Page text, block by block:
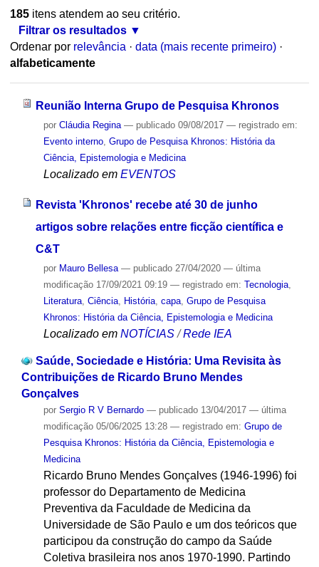
185itens atendem ao seu critério.
Filtrar os resultados
Ordenar por relevância · data (mais recente primeiro) ·
alfabeticamente
Reunião Interna Grupo de Pesquisa Khronos
por Cláudia Regina — publicado09/08/2017 — registrado em:
Evento interno, Grupo de Pesquisa Khronos: História da
Ciência, Epistemologia e Medicina
Localizado em EVENTOS
Revista 'Khronos' recebe até 30 de junho
artigos sobre relações entre ficção científica e
C&T
por Mauro Bellesa — publicado27/04/2020 — última
modificação17/09/2021 09:19 — registrado em: Tecnologia,
Literatura, Ciência, História, capa, Grupo de Pesquisa
Khronos: História da Ciência, Epistemologia e Medicina
Localizado em NOTÍCIAS /Rede IEA
Saúde, Sociedade e História: Uma Revisita às
Contribuições de Ricardo Bruno Mendes
Gonçalves
por Sergio R V Bernardo — publicado13/04/2017 — última
modificação05/06/2025 13:28 — registrado em: Grupo de
Pesquisa Khronos: História da Ciência, Epistemologia e
Medicina
Ricardo Bruno Mendes Gonçalves (1946-1996) foi
professor do Departamento de Medicina
Preventiva da Faculdade de Medicina da
Universidade de São Paulo e um dos teóricos que
participou da construção do campo da Saúde
Coletiva brasileira nos anos 1970-1990. Partindo